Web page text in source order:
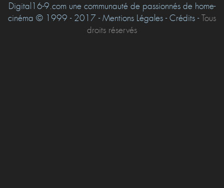
Digital16-9.com une communauté de passionnés de home-
cinéma © 1999 - 2017 - Mentions Légales - Crédits -Tous
droits réservés